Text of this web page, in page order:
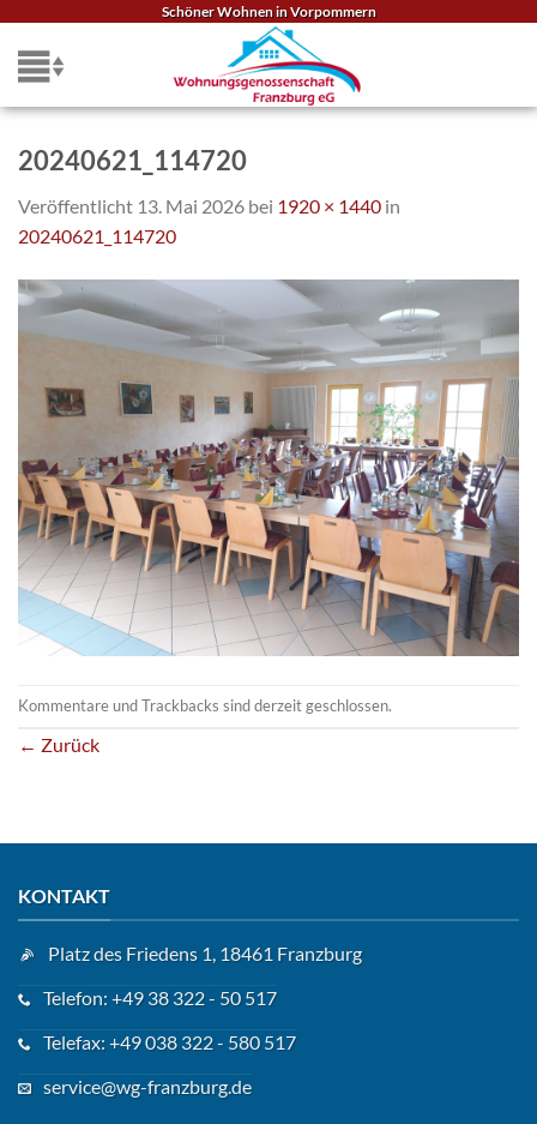
springen
Schöner Wohnen in Vorpommern
20240621_114720
Veröffentlicht 13. Mai 2026 bei 1920 × 1440 in
20240621_114720
Kommentare und Trackbacks sind derzeit geschlossen.
← Zurück
KONTAKT
Platz des Friedens 1, 18461 Franzburg
Telefon: +49 38 322 - 50 517
Telefax: +49 038 322 - 580 517
service@wg-franzburg.de